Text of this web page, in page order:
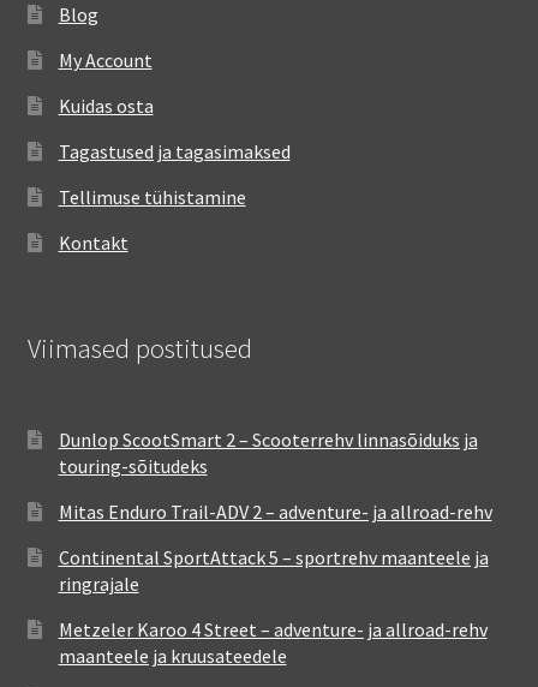
Blog
My Account
Kuidas osta
Tagastused ja tagasimaksed
Tellimuse tühistamine
Kontakt
Viimased postitused
Dunlop ScootSmart 2 – Scooterrehv linnasõiduks ja
touring-sõitudeks
Mitas Enduro Trail-ADV 2 – adventure- ja allroad-rehv
Continental SportAttack 5 – sportrehv maanteele ja
ringrajale
Metzeler Karoo 4 Street – adventure- ja allroad-rehv
maanteele ja kruusateedele